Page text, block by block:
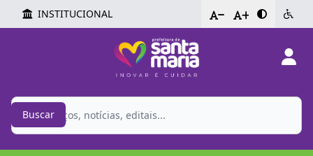
INSTITUCIONAL - +
Buscar